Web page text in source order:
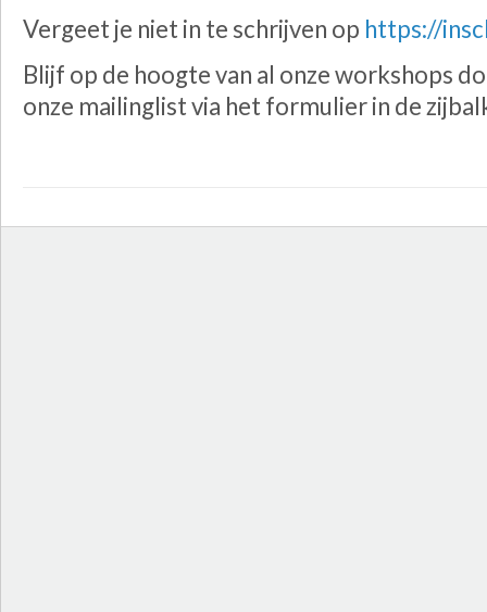
Vergeet je niet in te schrijven op https://
Blijf op de hoogte van al onze workshops
onze mailinglist via het formulier in de